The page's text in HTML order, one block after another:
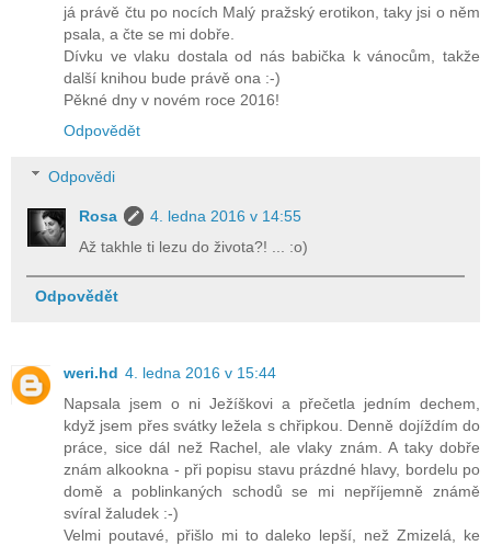
já právě čtu po nocích Malý pražský erotikon, taky jsi o něm
psala, a čte se mi dobře.
Dívku ve vlaku dostala od nás babička k vánocům, takže
další knihou bude právě ona :-)
Pěkné dny v novém roce 2016!
Odpovědět
Odpovědi
Rosa
4. ledna 2016 v 14:55
Až takhle ti lezu do života?! ... :o)
Odpovědět
weri.hd 4. ledna 2016 v 15:44
Napsala jsem o ni Ježíškovi a přečetla jedním dechem,
když jsem přes svátky ležela s chřipkou. Denně dojíždím do
práce, sice dál než Rachel, ale vlaky znám. A taky dobře
znám alkookna - při popisu stavu prázdné hlavy, bordelu po
domě a poblinkaných schodů se mi nepříjemně známě
svíral žaludek :-)
Velmi poutavé, přišlo mi to daleko lepší, než Zmizelá, ke